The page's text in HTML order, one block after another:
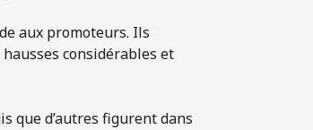
aux promoteurs. Ils
considérables et
que d’autres figurent dans